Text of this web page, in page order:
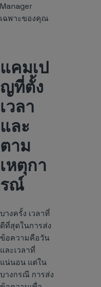
Manager
เฉพาะของคุณ
แคมเป
ญที่ตั้ง
เวลา
และ
ตาม
เหตุกา
รณ์
บางครั้ง เวลาที่
ดีที่สุดในการส่ง
ข้อความคือวัน
และเวลาที่
แน่นอน แต่ใน
บางกรณี การส่ง